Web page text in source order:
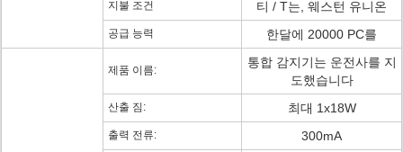
지불 조건 티 / T는, 웨스턴 유니온
공급 능력 한달에 20000 PC를
제품 이름:
통합 감지기는 운전사를 지
도했습니다
산출 짐: 최대 1x18W
출력 전류: 300mA